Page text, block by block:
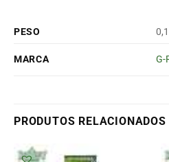
PESO
MARCA G-
PRODUTOS RELACIONADOS